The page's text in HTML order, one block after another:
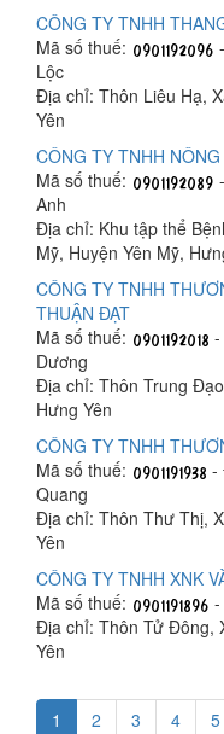
CÔNG TY TNHH
Mã số thuế:
Lộc
Địa chỉ: Thôn Liêu Hạ,
Yên
CÔNG TY TNHH
Mã số thuế:
Anh
Địa chỉ: Khu tập thể
Mỹ, Huyện Yên Mỹ,
CÔNG TY TNHH
THUẬN ĐẠT
Mã số thuế:
-
Dương
Địa chỉ: Thôn Trung
Hưng Yên
CÔNG TY TNHH
Mã số thuế:
-
Quang
Địa chỉ: Thôn Thư Thị,
Yên
CÔNG TY TNHH XNK
Mã số thuế:
-
Địa chỉ: Thôn Tử Đông,
Yên
1 2 3 4 5